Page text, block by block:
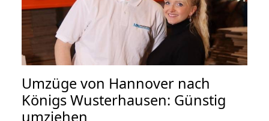
Umzüge von Hannover nach
Königs Wusterhausen: Günstig
umziehen